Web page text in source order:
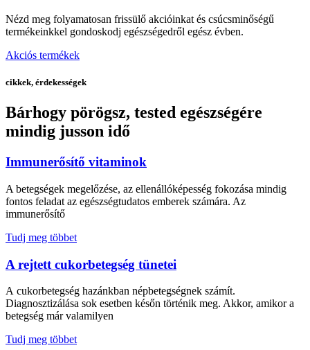
Nézd meg folyamatosan frissülő akcióinkat és csúcsminőségű
termékeinkkel gondoskodj egészségedről egész évben.
Akciós termékek
cikkek, érdekességek
Bárhogy pörögsz, tested egészségére
mindig jusson idő
Immunerősítő vitaminok
A betegségek megelőzése, az ellenállóképesség fokozása mindig
fontos feladat az egészségtudatos emberek számára. Az
immunerősítő
Tudj meg többet
A rejtett cukorbetegség tünetei
A cukorbetegség hazánkban népbetegségnek számít.
Diagnosztizálása sok esetben későn történik meg. Akkor, amikor a
betegség már valamilyen
Tudj meg többet